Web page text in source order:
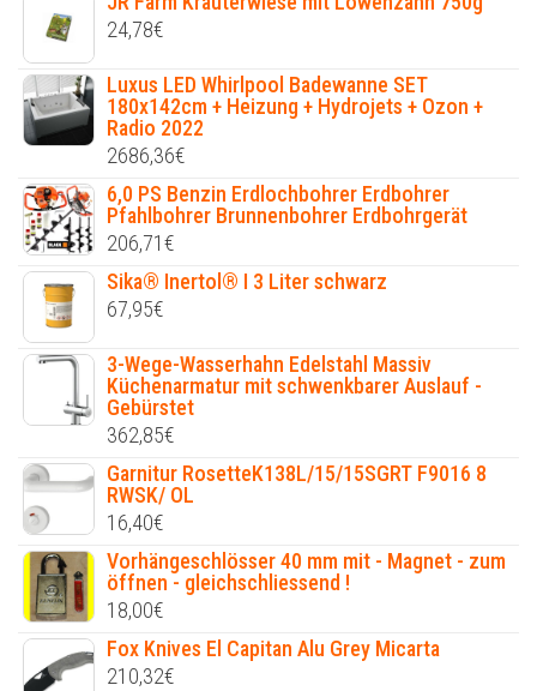
24,78€
Luxus LED Whirlpool Badewanne SET
180x142cm + Heizung + Hydrojets + Ozon +
Radio 2022
2686,36€
6,0 PS Benzin Erdlochbohrer Erdbohrer
Pfahlbohrer Brunnenbohrer Erdbohrgerät
206,71€
Sika® Inertol® I 3 Liter schwarz
67,95€
3-Wege-Wasserhahn Edelstahl Massiv
Küchenarmatur mit schwenkbarer Auslauf -
Gebürstet
362,85€
Garnitur RosetteK138L/15/15SGRT F9016 8
RWSK/ OL
16,40€
Vorhängeschlösser 40 mm mit - Magnet - zum
öffnen - gleichschliessend !
18,00€
Fox Knives El Capitan Alu Grey Micarta
210,32€